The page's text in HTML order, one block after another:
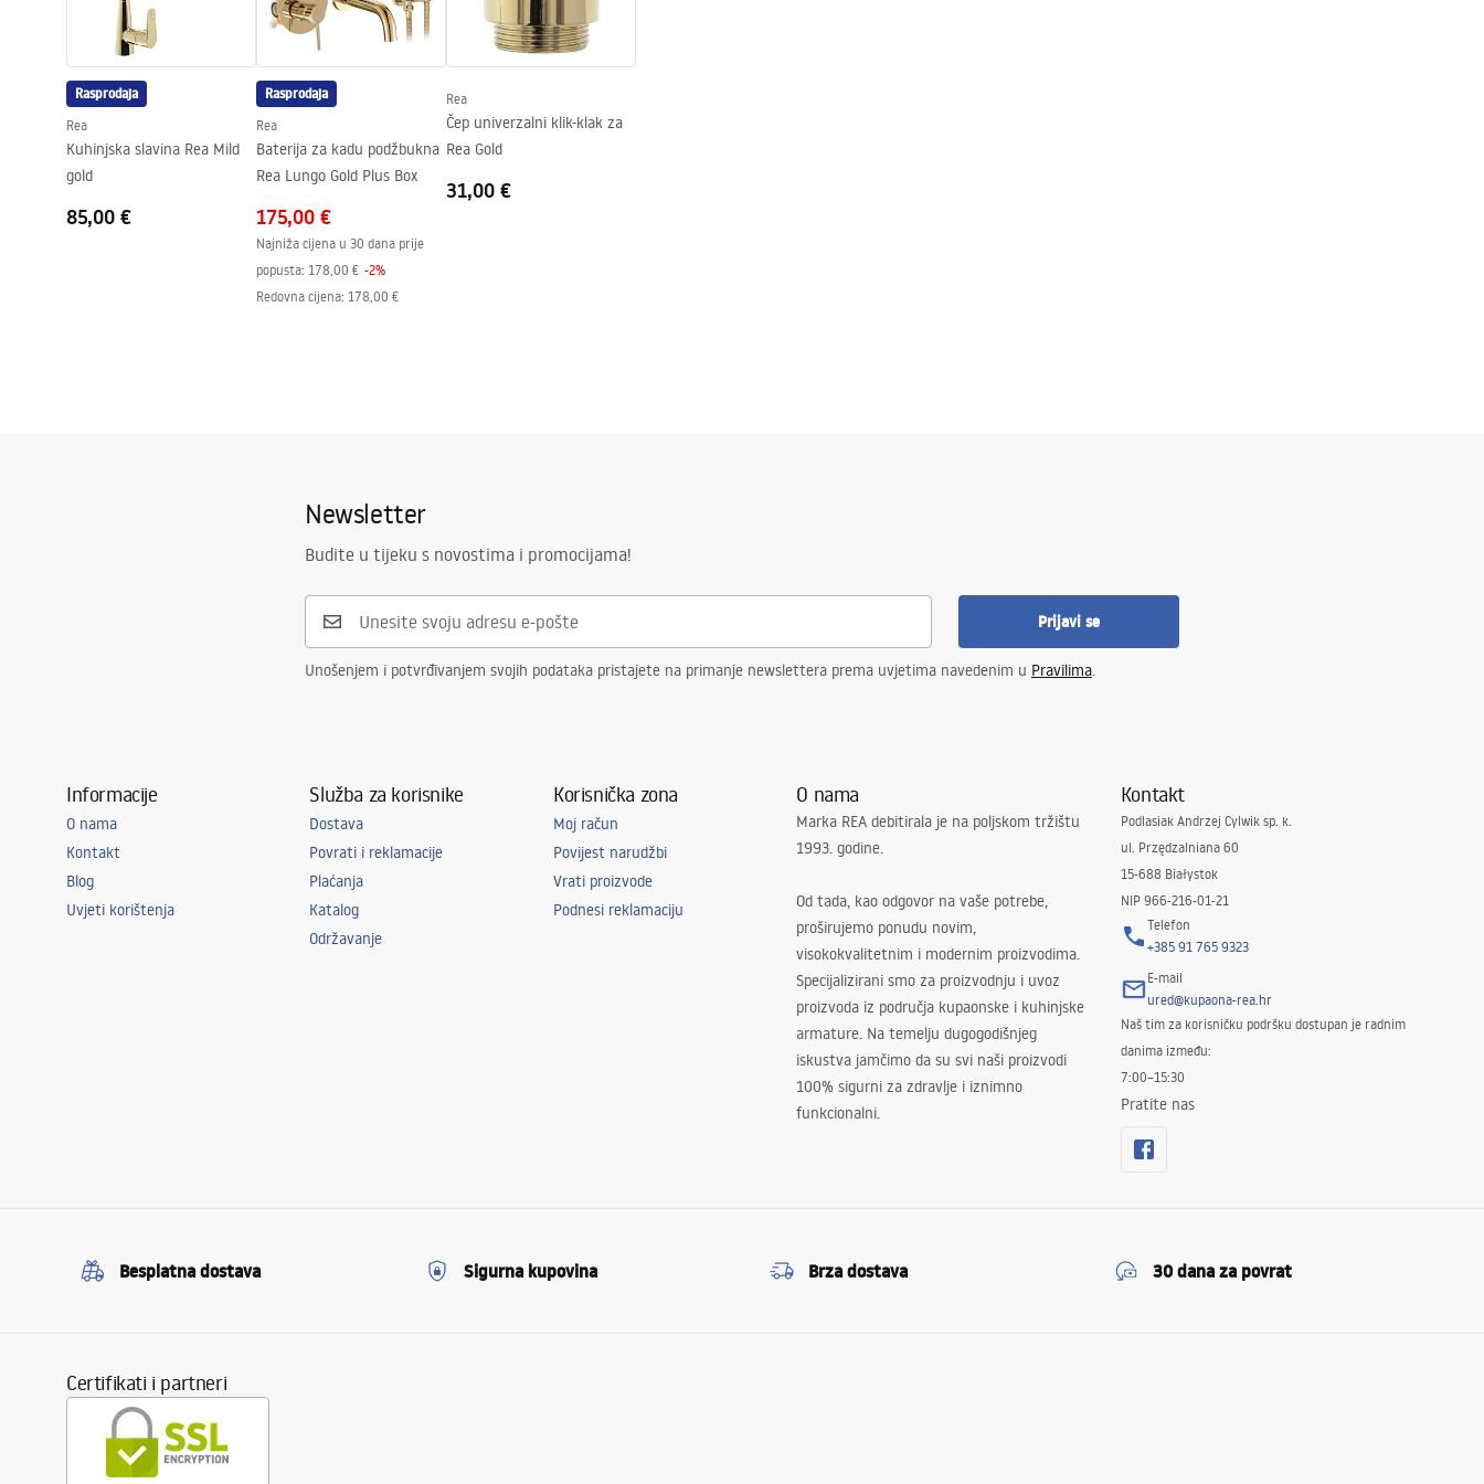
Promjer priključka
3/8 cola
Rasprodaja
Rea
Kuhinjska slavina Rea Mild
gold
85,00 €
Rasprodaja
Rea
Baterija za kadu podžbukna
Rea Lungo Gold Plus Box
175,00 €
Najniža cijena u 30 dana prije
popusta: 178,00 € -2%
Redovna cijena: 178,00 €
Rea
Čep univerzalni klik-klak za
Rea Gold
31,00 €
Newsletter
Budite u tijeku s novostima i promocijama!
Prijavi se
Unošenjem i potvrđivanjem svojih podataka pristajete na primanje newslettera prema uvjetima navedenim u Pravilima.
Informacije
O nama
Kontakt
Blog
Uvjeti korištenja
Služba za korisnike
Dostava
Povrati i reklamacije
Plaćanja
Katalog
Održavanje
Korisnička zona
Moj račun
Povijest narudžbi
Vrati proizvode
Podnesi reklamaciju
O nama
Marka REA debitirala je na poljskom tržištu
1993. godine.
Od tada, kao odgovor na vaše potrebe,
proširujemo ponudu novim,
visokokvalitetnim i modernim proizvodima.
Specijalizirani smo za proizvodnju i uvoz
proizvoda iz područja kupaonske i kuhinjske
armature. Na temelju dugogodišnjeg
iskustva jamčimo da su svi naši proizvodi
100% sigurni za zdravlje i iznimno
funkcionalni.
Kontakt
Podlasiak Andrzej Cylwik sp. k.
ul. Przędzalniana 60
15-688 Białystok
NIP 966-216-01-21
Telefon
+385 91 765 9323
E-mail
ured@kupaona-rea.hr
Naš tim za korisničku podršku dostupan je radnim
danima između:
7:00–15:30
Pratite nas
Besplatna dostava Sigurna kupovina Brza dostava 30 dana za povrat
Certifikati i partneri